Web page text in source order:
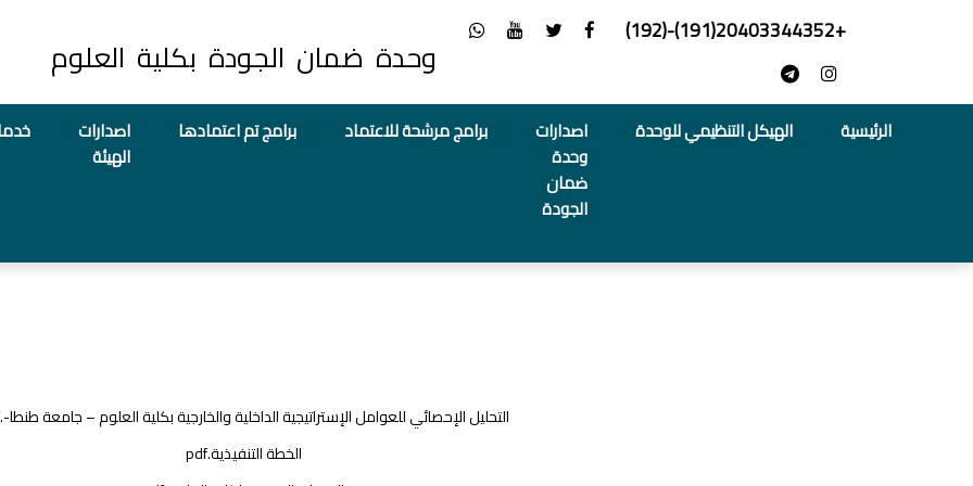
+20403344352(191)-(192)
وحدة ضمان الجودة بكلية العلوم
الرئيسية الهيكل التنظيمي للوحدة
اصدارات
وحدة
ضمان
الجودة
برامج مرشحة للاعتماد برامج تم اعتمادها
اصدارات
الهيئة
التحليل الإحصائي للعوامل الإستراتيجية الداخلية والخارجية بكلية العلوم – جامعة طنطا-.pdf
الخطة التنفيذية.pdf